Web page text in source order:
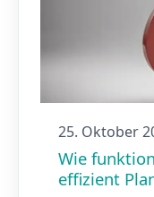
25. Oktober
Wie
effizient